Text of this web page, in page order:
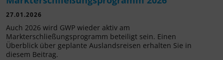
27.01.2026
Auch 2026 wird GWP wieder aktiv am
Markterschließungsprogramm beteiligt sein. Einen
Überblick über geplante Auslandsreisen erhalten Sie in
diesem Beitrag.